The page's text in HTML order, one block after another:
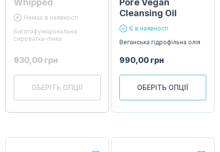
Whipped
Немає в наявності
Багатофункціональна
сироватка-пінка
930,00 грн
ОБЕРІТЬ ОПЦІЇ
Pore Vegan
Cleansing Oil
Є в наявності
Веганська гідрофільна олія
990,00 грн
ОБЕРІТЬ ОПЦІЇ